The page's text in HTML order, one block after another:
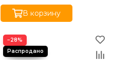
В корзину
−28%